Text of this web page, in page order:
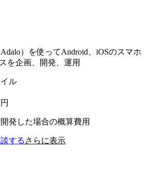
）を使ってAndroid、iOSのスマホ
を企画、開発、運用
ル
発した場合の概算費用
する さらに表示